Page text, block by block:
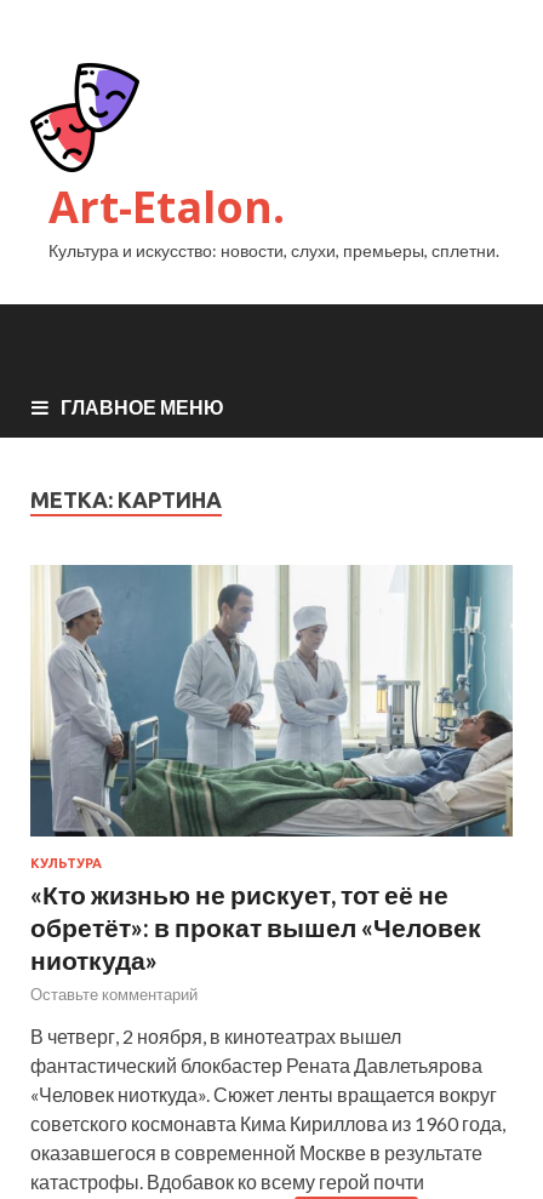
Art-Etalon.
Культура и искусство: новости, слухи, премьеры, сплетни.
ГЛАВНОЕ МЕНЮ
МЕТКА: КАРТИНА
КУЛЬТУРА
«Кто жизнью не рискует, тот её не
обретёт»: в прокат вышел «Человек
ниоткуда»
Оставьте комментарий
В четверг, 2 ноября, в кинотеатрах вышел
фантастический блокбастер Рената Давлетьярова
«Человек ниоткуда». Сюжет ленты вращается вокруг
советского космонавта Кима Кириллова из 1960 года,
оказавшегося в современной Москве в результате
катастрофы. Вдобавок ко всему герой почти